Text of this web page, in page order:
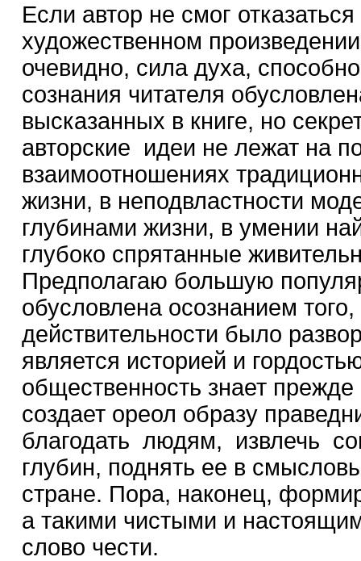
Если автор не смог
художественном
очевидно, сила духа,
сознания читателя
высказанных в книге, но
авторские идеи не лежат на
взаимоотношениях
жизни, в неподвластности
глубинами жизни, в умении
глубоко спрятанные
Предполагаю большую
обусловлена осознанием
действительности было
является историей и
общественность знает
создает ореол образу
благодать людям, извлечь
глубин, поднять ее в
стране. Пора, наконец,
а такими чистыми и
слово чести.